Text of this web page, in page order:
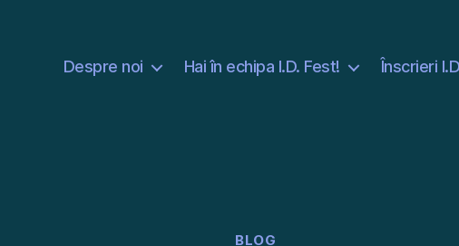
Despre noi Hai în echipa I.D. Fest! Înscrieri
Categories
BLOG